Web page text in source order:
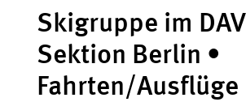
Skigruppe im DAV
Sektion Berlin •
Fahrten/Ausflüge